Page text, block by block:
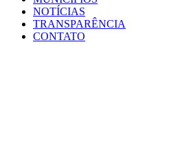
NOTÍCIAS
TRANSPARÊNCIA
CONTATO